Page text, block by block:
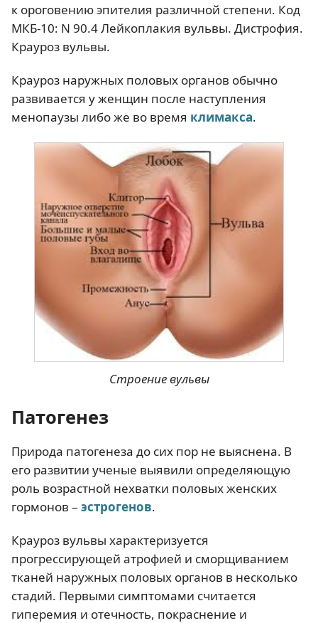
к ороговению эпителия различной степени. Код
МКБ-10: N 90.4 Лейкоплакия вульвы. Дистрофия.
Крауроз вульвы.
Крауроз наружных половых органов обычно
развивается у женщин после наступления
менопаузы либо же во время климакса.
Строение вульвы
Патогенез
Природа патогенеза до сих пор не выяснена. В
его развитии ученые выявили определяющую
роль возрастной нехватки половых женских
гормонов – эстрогенов.
Крауроз вульвы характеризуется
прогрессирующей атрофией и сморщиванием
тканей наружных половых органов в несколько
стадий. Первыми симптомами считается
гиперемия и отечность, покраснение и